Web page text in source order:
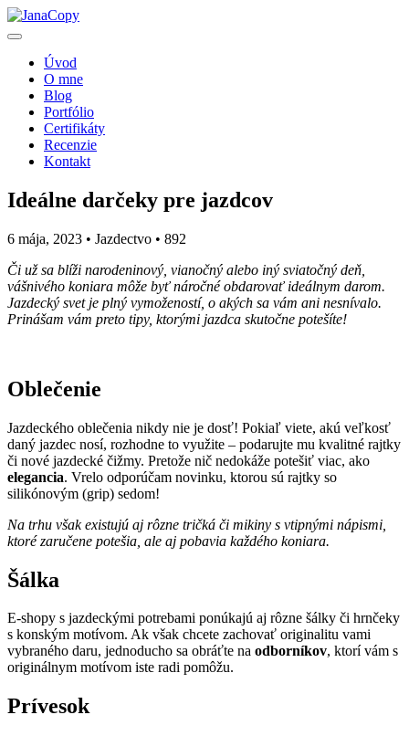
Úvod
O mne
Blog
Portfólio
Certifikáty
Recenzie
Kontakt
Ideálne darčeky pre jazdcov
6 mája, 2023 • Jazdectvo • 892
Či už sa blíži narodeninový, vianočný alebo iný sviatočný deň,
vášnivého koniara môže byť náročné obdarovať ideálnym darom.
Jazdecký svet je plný vymožeností, o akých sa vám ani nesnívalo.
Prinášam vám preto tipy, ktorými jazdca skutočne potešíte!
Oblečenie
Jazdeckého oblečenia nikdy nie je dosť! Pokiaľ viete, akú veľkosť
daný jazdec nosí, rozhodne to využite – podarujte mu kvalitné rajtky
či nové jazdecké čižmy. Pretože nič nedokáže potešiť viac, ako
elegancia. Vrelo odporúčam novinku, ktorou sú rajtky so
silikónovým (grip) sedom!
Na trhu však existujú aj rôzne tričká či mikiny s vtipnými nápismi,
ktoré zaručene potešia, ale aj pobavia každého koniara.
Šálka
E-shopy s jazdeckými potrebami ponúkajú aj rôzne šálky či hrnčeky
s konským motívom. Ak však chcete zachovať originalitu vami
vybraného daru, jednoducho sa obráťte na odborníkov, ktorí vám s
originálnym motívom iste radi pomôžu.
Prívesok